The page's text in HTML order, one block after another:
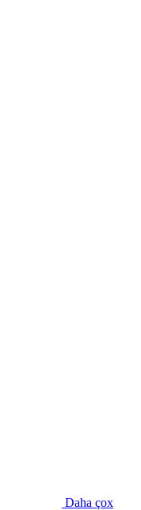
Daha çox